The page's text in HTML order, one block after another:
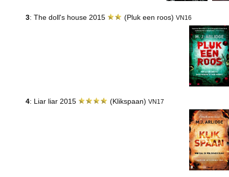
3: The doll's house 2015 (Pluk een roos) VN16
4: Liar liar 2015 (Klikspaan) VN17